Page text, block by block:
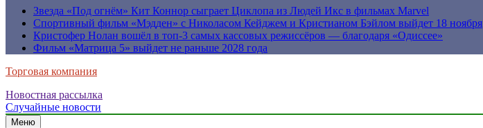
Звезда «Под огнём» Кит Коннор сыграет Циклопа из Людей Икс в фильмах Marvel
Спортивный фильм «Мэдден» с Николасом Кейджем и Кристианом Бэйлом выйдет 18 ноября
Кристофер Нолан вошёл в топ-3 самых кассовых режиссёров — благодаря «Одиссее»
Фильм «Матрица 5» выйдет не раньше 2028 года
Торговая компания
Новостная рассылка
Случайные новости
Меню